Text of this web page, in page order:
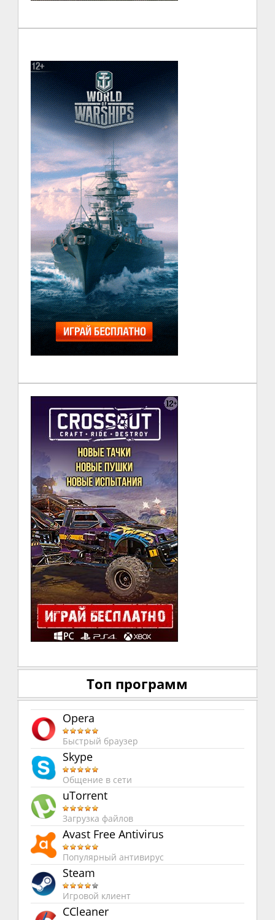
Топ программ
Opera
Быстрый браузер
Skype
Общение в сети
uTorrent
Загрузка файлов
Avast Free Antivirus
Популярный антивирус
Steam
Игровой клиент
CCleaner